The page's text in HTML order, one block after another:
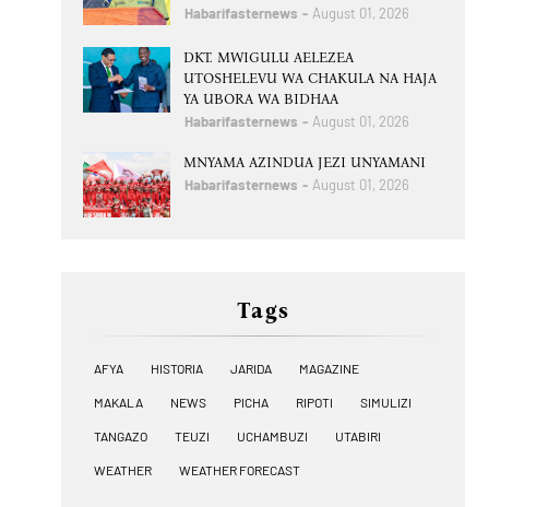
Habarifasternews August 01, 2026
DKT. MWIGULU AELEZEA
UTOSHELEVU WA CHAKULA NA HAJA
YA UBORA WA BIDHAA
Habarifasternews August 01, 2026
MNYAMA AZINDUA JEZI UNYAMANI
Habarifasternews August 01, 2026
Tags
AFYA HISTORIA JARIDA MAGAZINE
MAKALA NEWS PICHA RIPOTI SIMULIZI
TANGAZO TEUZI UCHAMBUZI UTABIRI
WEATHER WEATHER FORECAST